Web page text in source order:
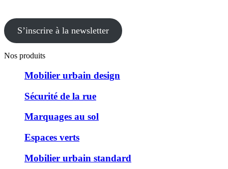
S’inscrire à la newsletter
Nos produits
Mobilier urbain design
Sécurité de la rue
Marquages au sol
Espaces verts
Mobilier urbain standard